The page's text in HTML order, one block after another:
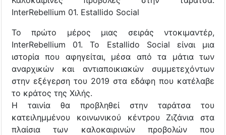
InterRebellium 01. Estallido Social
Το πρώτο μέρος μιας σειράς ντοκιμαντέρ,
InterRebellium 01. Το Estallido Social είναι μια
ιστορία που αφηγείται, μέσα από τα μάτια των
αναρχικών και αντιαποικιακών συμμετεχόντων
στην εξέγερση του 2019 στα εδάφη που κατέλαβε
το κράτος της Χιλής.
Η ταινία θα προβληθεί στην ταράτσα του
κατειλημμένου κοινωνικού κέντρου Ζιζάνια στα
πλαίσια των καλοκαιρινών προβολών που